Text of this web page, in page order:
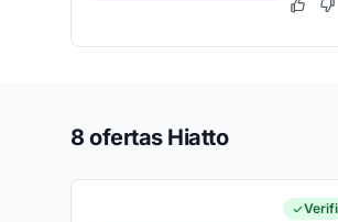
Este
8 ofertas Hiatto